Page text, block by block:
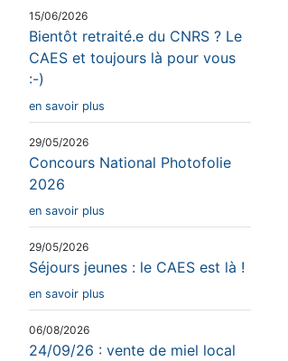
15/06/2026
Bientôt retraité.e du CNRS ? Le
CAES et toujours là pour vous
:-)
en savoir plus
29/05/2026
Concours National Photofolie
2026
en savoir plus
29/05/2026
Séjours jeunes : le CAES est là !
en savoir plus
06/08/2026
24/09/26 : vente de miel local